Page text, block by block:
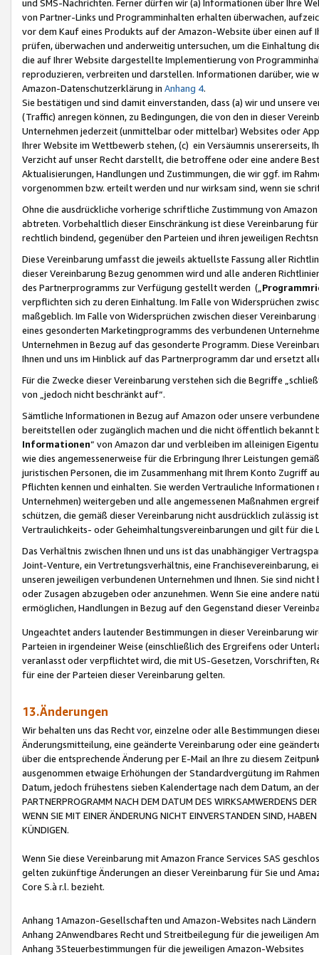
und SMS-Nachrichten. Ferner dürfen wir (a) Informationen über Ihre
von Partner-Links und Programminhalten erhalten überwachen,
vor dem Kauf eines Produkts auf der Amazon-Website über einen
prüfen, überwachen und anderweitig untersuchen, um die Einhaltung
die auf Ihrer Website dargestellte Implementierung von
reproduzieren, verbreiten und darstellen. Informationen darüber, wie
Amazon-Datenschutzerklärung in Anhang 4.
Sie bestätigen und sind damit einverstanden, dass (a) wir und
(Traffic) anregen können, zu Bedingungen, die von den in dieser
Unternehmen jederzeit (unmittelbar oder mittelbar) Websites oder
Ihrer Website im Wettbewerb stehen, (c) ein Versäumnis unsererseits,
Verzicht auf unser Recht darstellt, die betroffene oder eine andere
Aktualisierungen, Handlungen und Zustimmungen, die wir ggf. im
vorgenommen bzw. erteilt werden und nur wirksam sind, wenn sie
Ohne die ausdrückliche vorherige schriftliche Zustimmung von
abtreten. Vorbehaltlich dieser Einschränkung ist diese Vereinbarung
rechtlich bindend, gegenüber den Parteien und ihren jeweiligen
Diese Vereinbarung umfasst die jeweils aktuellste Fassung aller
dieser Vereinbarung Bezug genommen wird und alle anderen
des Partnerprogramms zur Verfügung gestellt werden („
verpflichten sich zu deren Einhaltung. Im Falle von Widersprüchen
maßgeblich. Im Falle von Widersprüchen zwischen dieser
eines gesonderten Marketingprogramms des verbundenen
Unternehmen in Bezug auf das gesonderte Programm. Diese
Ihnen und uns im Hinblick auf das Partnerprogramm dar und ersetzt
Für die Zwecke dieser Vereinbarung verstehen sich die Begriffe
von „jedoch nicht beschränkt auf“.
Sämtliche Informationen in Bezug auf Amazon oder unsere
bereitstellen oder zugänglich machen und die nicht öffentlich
Informationen“ von Amazon dar und verbleiben im alleinigen
wie dies angemessenerweise für die Erbringung Ihrer Leistungen
juristischen Personen, die im Zusammenhang mit Ihrem Konto
Pflichten kennen und einhalten. Sie werden Vertrauliche
Unternehmen) weitergeben und alle angemessenen Maßnahmen
schützen, die gemäß dieser Vereinbarung nicht ausdrücklich zulässig
Vertraulichkeits- oder Geheimhaltungsvereinbarungen und gilt für die
Das Verhältnis zwischen Ihnen und uns ist das unabhängiger
Joint-Venture, ein Vertretungsverhältnis, eine Franchisevereinbarung,
unseren jeweiligen verbundenen Unternehmen und Ihnen. Sie sind
oder Zusagen abzugeben oder anzunehmen. Wenn Sie eine andere
ermöglichen, Handlungen in Bezug auf den Gegenstand dieser
Ungeachtet anders lautender Bestimmungen in dieser Vereinbarung
Parteien in irgendeiner Weise (einschließlich des Ergreifens oder
veranlasst oder verpflichtet wird, die mit US-Gesetzen, Vorschriften,
für eine der Parteien dieser Vereinbarung gelten.
13.Änderungen
Wir behalten uns das Recht vor, einzelne oder alle Bestimmungen
Änderungsmitteilung, eine geänderte Vereinbarung oder eine
über die entsprechende Änderung per E-Mail an Ihre zu diesem
ausgenommen etwaige Erhöhungen der Standardvergütung im
Datum, jedoch frühestens sieben Kalendertage nach dem Datum, an
PARTNERPROGRAMM NACH DEM DATUM DES WIRKSAMWERDENS
WENN SIE MIT EINER ÄNDERUNG NICHT EINVERSTANDEN SIND,
KÜNDIGEN.
Wenn Sie diese Vereinbarung mit Amazon France Services SAS
gelten zukünftige Änderungen an dieser Vereinbarung für Sie und
Core S.à r.l. bezieht.
Anhang 1Amazon-Gesellschaften und Amazon-Websites nach Ländern
Anhang 2Anwendbares Recht und Streitbeilegung für die jeweiligen
Anhang 3Steuerbestimmungen für die jeweiligen Amazon-Websites